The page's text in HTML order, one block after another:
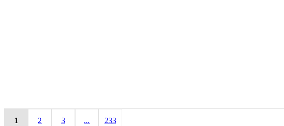
1 2 3 ... 233